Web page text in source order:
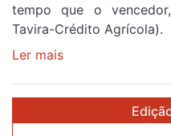
tempo que o
Tavira-Crédito Agrícola).
Ler mais